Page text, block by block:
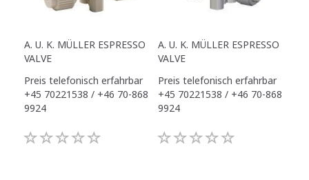
A. U. K. MÜLLER ESPRESSO
VALVE
Preis telefonisch erfahrbar
+45 70221538 / +46 70-868
9924
A. U. K. MÜLLER ESPRESSO
VALVE
Preis telefonisch erfahrbar
+45 70221538 / +46 70-868
9924